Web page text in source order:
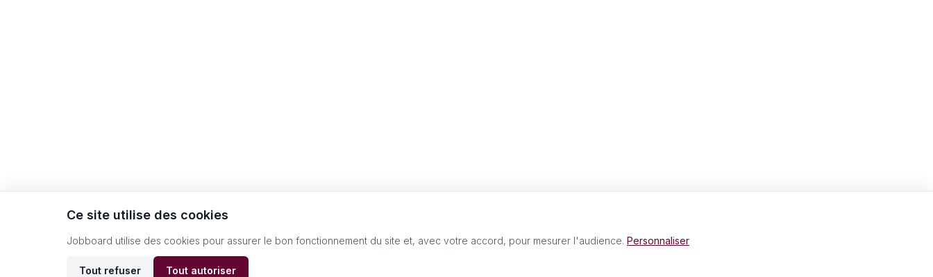
Ce site utilise des cookies
Jobboard utilise des cookies pour assurer le bon fonctionnement du site et, avec votre accord, pour mesurer l'audience. Personnaliser
Tout refuser Tout autoriser